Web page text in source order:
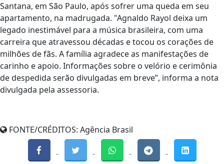
Santana, em São Paulo, após sofrer uma queda em seu
apartamento, na madrugada. "Agnaldo Rayol deixa um
legado inestimável para a música brasileira, com uma
carreira que atravessou décadas e tocou os corações de
milhões de fãs. A família agradece as manifestações de
carinho e apoio. Informações sobre o velório e cerimônia
de despedida serão divulgadas em breve”, informa a nota
divulgada pela assessoria.
FONTE/CRÉDITOS: Agência Brasil